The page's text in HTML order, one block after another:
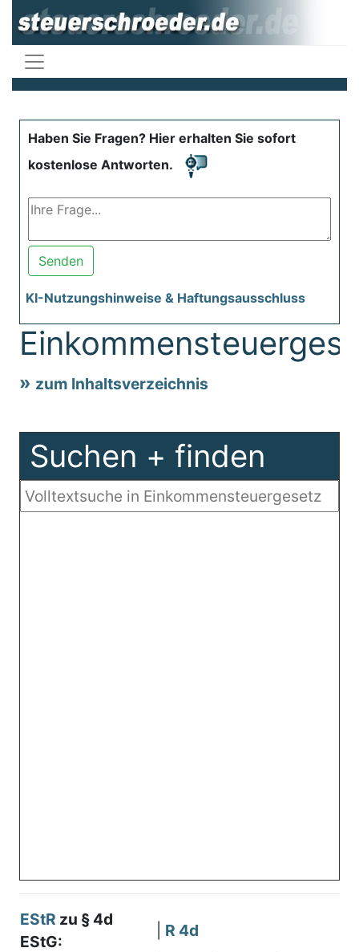
Haben Sie Fragen? Hier erhalten Sie sofort
kostenlose Antworten.
Senden
KI-Nutzungshinweise & Haftungsausschluss
zum Inhaltsverzeichnis
Suchen + finden
EStR zu § 4d
EStG:
R 4d